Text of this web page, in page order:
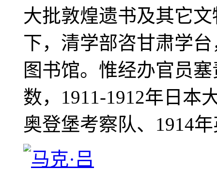
大批敦煌遗书及其它
下，清学部咨甘肃学
图书馆。惟经办官员
数，1911-1912年日本
奥登堡考察队、1914